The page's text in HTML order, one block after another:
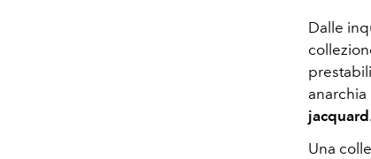
Dalle
anarchia
jacquard .
Una